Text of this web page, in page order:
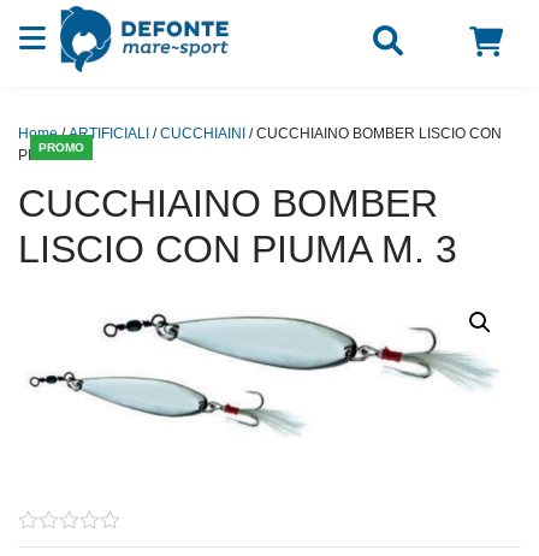
Vai al contenuto
PROMO
Home/ARTIFICIALI /CUCCHIAINI / CUCCHIAINO BOMBER LISCIO CON
PIUMA M. 3
CUCCHIAINO BOMBER
LISCIO CON PIUMA M. 3